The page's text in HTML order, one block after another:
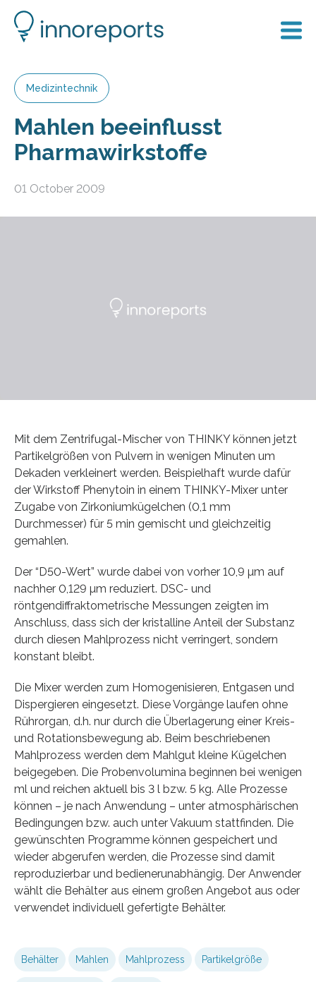
Medizintechnik
Mahlen beeinflusst
Pharmawirkstoffe
01 October 2009
Mit dem Zentrifugal-Mischer von THINKY können jetzt
Partikelgrößen von Pulvern in wenigen Minuten um
Dekaden verkleinert werden. Beispielhaft wurde dafür
der Wirkstoff Phenytoin in einem THINKY-Mixer unter
Zugabe von Zirkoniumkügelchen (0,1 mm
Durchmesser) für 5 min gemischt und gleichzeitig
gemahlen.
Der “D50-Wert” wurde dabei von vorher 10,9 µm auf
nachher 0,129 µm reduziert. DSC- und
röntgendiffraktometrische Messungen zeigten im
Anschluss, dass sich der kristalline Anteil der Substanz
durch diesen Mahlprozess nicht verringert, sondern
konstant bleibt.
Die Mixer werden zum Homogenisieren, Entgasen und
Dispergieren eingesetzt. Diese Vorgänge laufen ohne
Rührorgan, d.h. nur durch die Überlagerung einer Kreis-
und Rotationsbewegung ab. Beim beschriebenen
Mahlprozess werden dem Mahlgut kleine Kügelchen
beigegeben. Die Probenvolumina beginnen bei wenigen
ml und reichen aktuell bis 3 l bzw. 5 kg. Alle Prozesse
können – je nach Anwendung – unter atmosphärischen
Bedingungen bzw. auch unter Vakuum stattfinden. Die
gewünschten Programme können gespeichert und
wieder abgerufen werden, die Prozesse sind damit
reproduzierbar und bedienerunabhängig. Der Anwender
wählt die Behälter aus einem großen Angebot aus oder
verwendet individuell gefertigte Behälter.
Behälter Mahlen Mahlprozess Partikelgröße